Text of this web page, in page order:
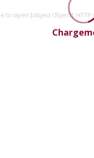
to open [object Object]: